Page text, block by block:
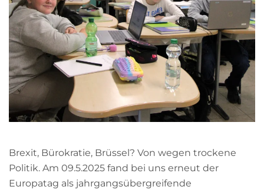
Brexit, Bürokratie, Brüssel? Von wegen trockene
Politik. Am 09.5.2025 fand bei uns erneut der
Europatag als jahrgangsübergreifende